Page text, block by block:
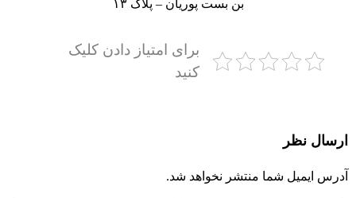
بن بست پوریان – پلاک ۱۳
برای امتیاز دادن کلیک
کنید
ارسال نظر
آدرس ایمیل شما منتشر نخواهد شد.